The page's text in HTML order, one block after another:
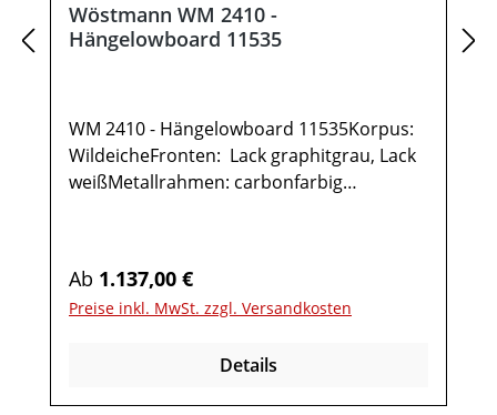
Wöstmann WM 2410 -
Hängelowboard 11535
WM 2410 - Hängelowboard 11535Korpus:
WildeicheFronten: Lack graphitgrau, Lack
weißMetallrahmen: carbonfarbig
Repeater mit
AufstellerKabelausfräsungUnterboden-
vormontiert (Restmontage kann
Regulärer Preis:
Ab 1.137,00 €
Preise inkl. MwSt. zzgl. Versandkosten
Details